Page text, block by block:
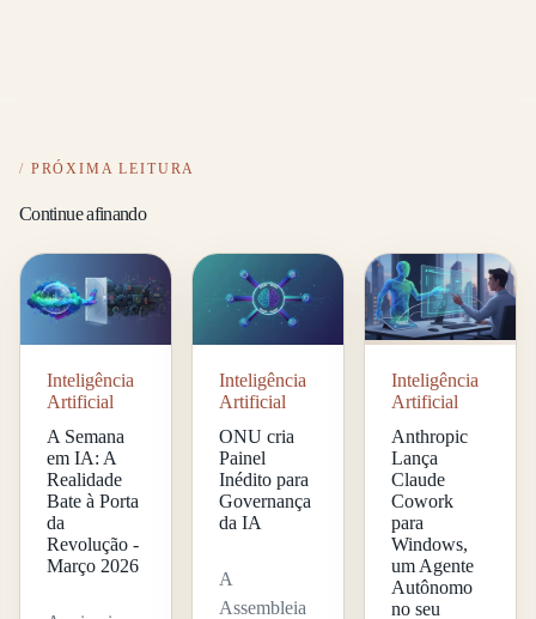
PRÓXIMA LEITURA
Continue afinando
Inteligência
Artificial
A Semana
em IA: A
Realidade
Bate à Porta
da
Revolução -
Março 2026
Inteligência
Artificial
ONU cria
Painel
Inédito para
Governança
da IA
A
Assembleia
Inteligência
Artificial
Anthropic
Lança
Claude
Cowork
para
Windows,
um Agente
Autônomo
no seu